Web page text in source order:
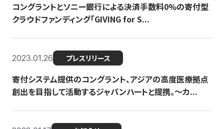
コングラントとソニー銀行による決済手数料0%の寄付型
クラウドファンディング「GIVING for S...
2023.01.26 プレスリリース
寄付システム提供のコングラント、アジアの高度医療拠点
創出を目指して活動するジャパンハートと提携。〜カ...